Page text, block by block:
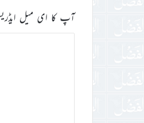
آپ کا ای میل